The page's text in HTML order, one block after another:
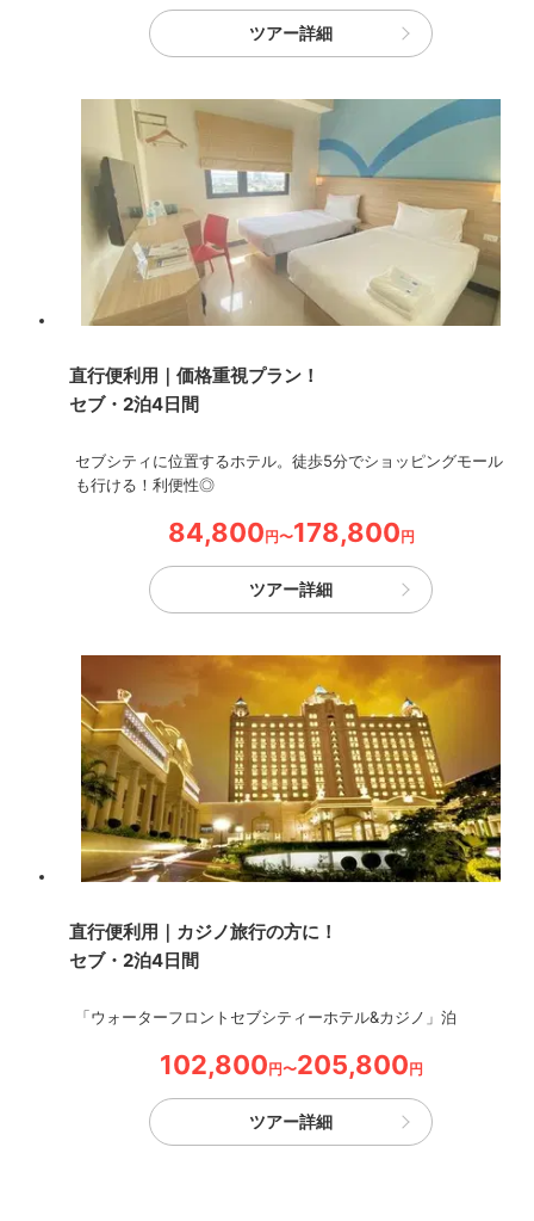
ツアー詳細
直行便利用｜価格重視プラン！
セブ・2泊4日間
セブシティに位置するホテル。徒歩5分でショッピングモール
も行ける！利便性◎
84,800円〜178,800円
ツアー詳細
直行便利用｜カジノ旅行の方に！
セブ・2泊4日間
「ウォーターフロントセブシティーホテル&カジノ」泊
102,800円〜205,800円
ツアー詳細